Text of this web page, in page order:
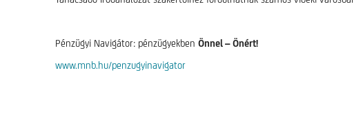
Pénzügyi Navigátor: pénzügyekben Önnel – Önért!
www.mnb.hu/penzugyinavigator